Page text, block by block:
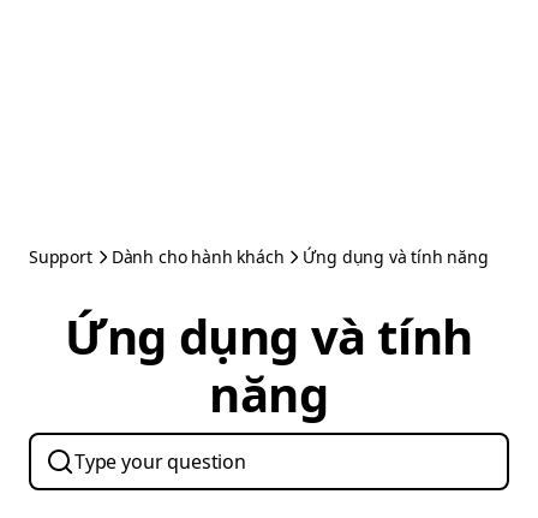
Support Dành cho hành khách Ứng dụng và tính năng
Ứng dụng và tính
năng